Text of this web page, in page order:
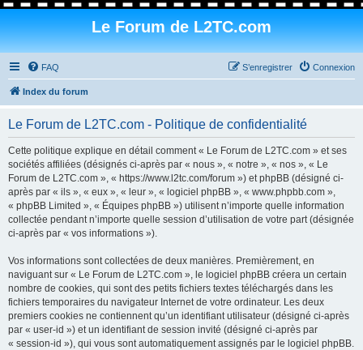
Le Forum de L2TC.com
FAQ Connexion
S’enregistrer
Index du forum
Le Forum de L2TC.com - Politique de confidentialité
Cette politique explique en détail comment « Le Forum de L2TC.com » et ses
sociétés affiliées (désignés ci-après par « nous », « notre », « nos », « Le
Forum de L2TC.com », « https://www.l2tc.com/forum ») et phpBB (désigné ci-
après par « ils », « eux », « leur », « logiciel phpBB », « www.phpbb.com »,
« phpBB Limited », « Équipes phpBB ») utilisent n’importe quelle information
collectée pendant n’importe quelle session d’utilisation de votre part (désignée
ci-après par « vos informations »).
Vos informations sont collectées de deux manières. Premièrement, en
naviguant sur « Le Forum de L2TC.com », le logiciel phpBB créera un certain
nombre de cookies, qui sont des petits fichiers textes téléchargés dans les
fichiers temporaires du navigateur Internet de votre ordinateur. Les deux
premiers cookies ne contiennent qu’un identifiant utilisateur (désigné ci-après
par « user-id ») et un identifiant de session invité (désigné ci-après par
« session-id »), qui vous sont automatiquement assignés par le logiciel phpBB.